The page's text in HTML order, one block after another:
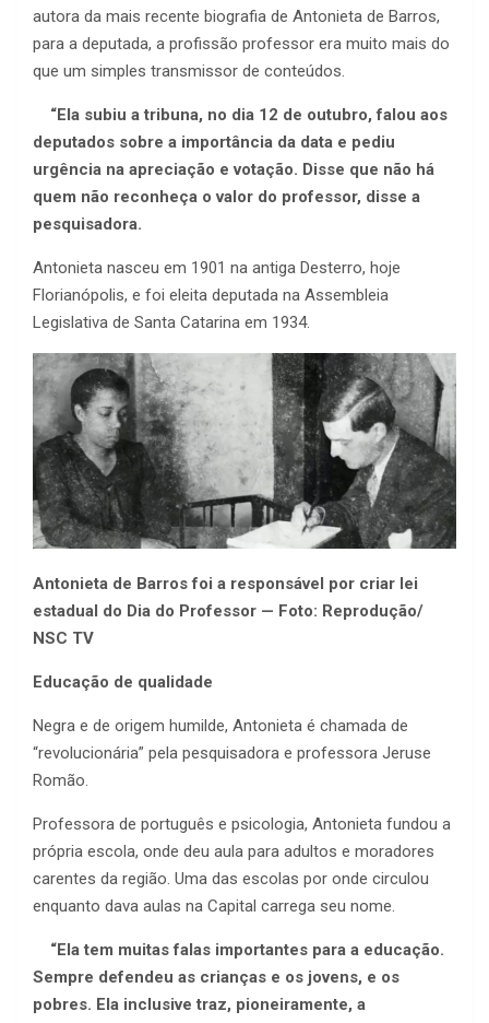
autora da mais recente biografia de Antonieta de Barros,
para a deputada, a profissão professor era muito mais do
que um simples transmissor de conteúdos.
“Ela subiu a tribuna, no dia 12 de outubro, falou aos
deputados sobre a importância da data e pediu
urgência na apreciação e votação. Disse que não há
quem não reconheça o valor do professor, disse a
pesquisadora.
Antonieta nasceu em 1901 na antiga Desterro, hoje
Florianópolis, e foi eleita deputada na Assembleia
Legislativa de Santa Catarina em 1934.
Antonieta de Barros foi a responsável por criar lei
estadual do Dia do Professor — Foto: Reprodução/
NSC TV
Educação de qualidade
Negra e de origem humilde, Antonieta é chamada de
“revolucionária” pela pesquisadora e professora Jeruse
Romão.
Professora de português e psicologia, Antonieta fundou a
própria escola, onde deu aula para adultos e moradores
carentes da região. Uma das escolas por onde circulou
enquanto dava aulas na Capital carrega seu nome.
“Ela tem muitas falas importantes para a educação.
Sempre defendeu as crianças e os jovens, e os
pobres. Ela inclusive traz, pioneiramente, a